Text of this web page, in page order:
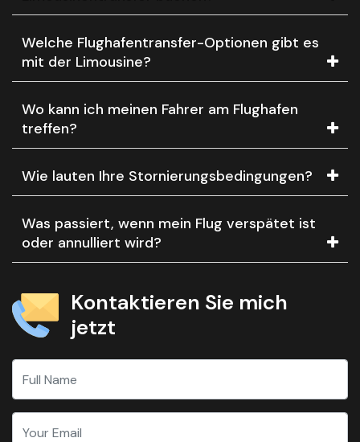
Welche Flughafentransfer-Optionen gibt es
mit der Limousine?
Wo kann ich meinen Fahrer am Flughafen
treffen?
Wie lauten Ihre Stornierungsbedingungen?
Was passiert, wenn mein Flug verspätet ist
oder annulliert wird?
Kontaktieren Sie mich
jetzt